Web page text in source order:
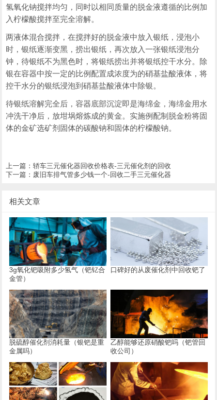
氢氧化钠搅拌均匀，同时以相同质量的脱金液遵循的比例加
入柠檬酸搅拌至完全溶解。
两液体混合搅拌，在搅拌好的脱金液中放入银纸，浸泡小
时，银纸逐渐变黑，捞出银纸，再次放入一张银纸浸泡分
钟，待银纸不为黑色时，将银纸捞出并将银纸控干水分。除
银在容器中按一定的比例配置成浓度为的硝基盐酸液体，将
控干水分的银纸浸泡到硝基盐酸液体中除银。
待银纸溶解完全后，容器底部沉淀即是海绵金，海绵金用水
冲洗干净后，放坩埚熔炼成的黄金。实施例配制脱金粉将固
体的金矿选矿剂固体的碳酸钠和固体的柠檬酸钠。
上一篇：轿车三元催化器回收价格表-三元催化剂的回收
下一篇： 废旧车排气管多少钱一个-回收二手三元催化器
相关文章
3g氧化钯吸附多少氢气（钯钇合
金管）
口碑好的从废催化剂中回收钯了
脱硫醇催化剂消耗量（银钯是重
金属吗）
乙醇能够还原硝酸钯吗（钯管回
收公司）